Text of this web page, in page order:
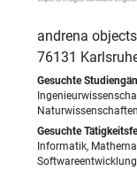
andrena
76131
Informatik,